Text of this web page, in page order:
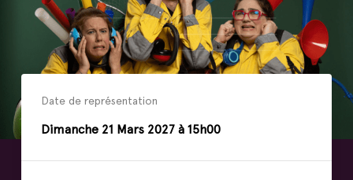
Date de représentation
Dimanche 21 Mars 2027 à 15h00